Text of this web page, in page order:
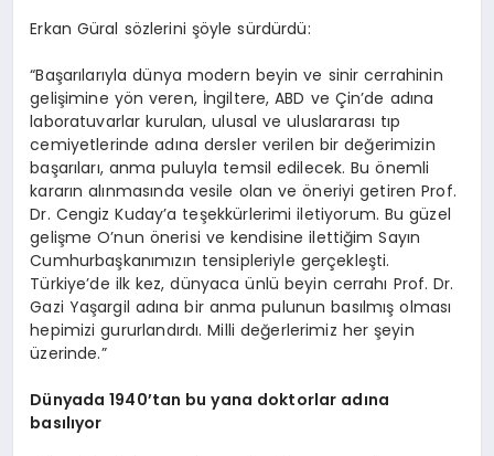
Erkan Güral sözlerini şöyle sürdürdü:
“Başarılarıyla dünya modern beyin ve sinir cerrahinin
gelişimine yön veren, İngiltere, ABD ve Çin’de adına
laboratuvarlar kurulan, ulusal ve uluslararası tıp
cemiyetlerinde adına dersler verilen bir değerimizin
başarıları, anma puluyla temsil edilecek. Bu önemli
kararın alınmasında vesile olan ve öneriyi getiren Prof.
Dr. Cengiz Kuday’a teşekkürlerimi iletiyorum. Bu güzel
gelişme O’nun önerisi ve kendisine ilettiğim Sayın
Cumhurbaşkanımızın tensipleriyle gerçekleşti.
Türkiye’de ilk kez, dünyaca ünlü beyin cerrahı Prof. Dr.
Gazi Yaşargil adına bir anma pulunun basılmış olması
hepimizi gururlandırdı. Milli değerlerimiz her şeyin
üzerinde.”
Dünyada 1940’tan bu yana doktorlar adına
basılıyor